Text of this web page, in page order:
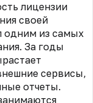
лицензии
своей
одним из самых
За годы
сервисы,
отчеты.